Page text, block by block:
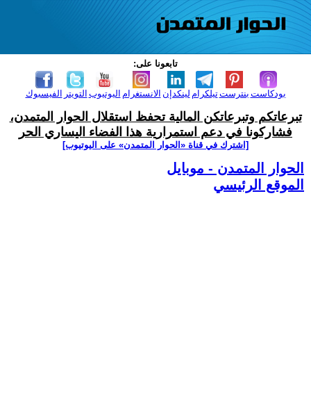
تابعونا على:
الفيسبوك التويتر اليوتيوب الانستغرام لينكدإن تيلكرامبنترست بودكاست
تبرعاتكم وتبرعاتكن المالية تحفظ استقلال الحوار المتمدن،
فشاركونا في دعم استمرارية هذا الفضاء اليساري الحر
[اشترك في قناة ‫«الحوار المتمدن» على اليوتيوب]
الحوار المتمدن - موبايل
الموقع الرئيسي